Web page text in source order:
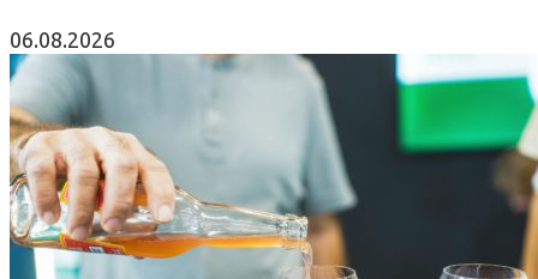
06.08.2026